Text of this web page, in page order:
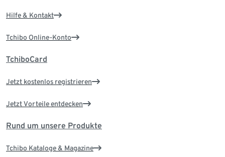
Hilfe & Kontakt
Tchibo Online-Konto
TchiboCard
Jetzt kostenlos registrieren
Jetzt Vorteile entdecken
Rund um unsere Produkte
Tchibo Kataloge & Magazine